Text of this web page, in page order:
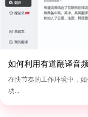
如何利用有道翻译音
在快节奏的工作环境中，
功...